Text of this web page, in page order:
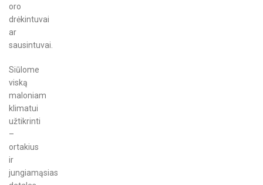
oro
drėkintuvai
ar
sausintuvai.
Siūlome
viską
maloniam
klimatui
užtikrinti
–
ortakius
ir
jungiamąsias